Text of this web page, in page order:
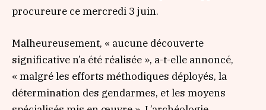
procureure ce mercredi 3 juin.
Malheureusement, « aucune découverte
significative n’a été réalisée », a-t-elle annoncé,
« malgré les efforts méthodiques déployés, la
détermination des gendarmes, et les moyens